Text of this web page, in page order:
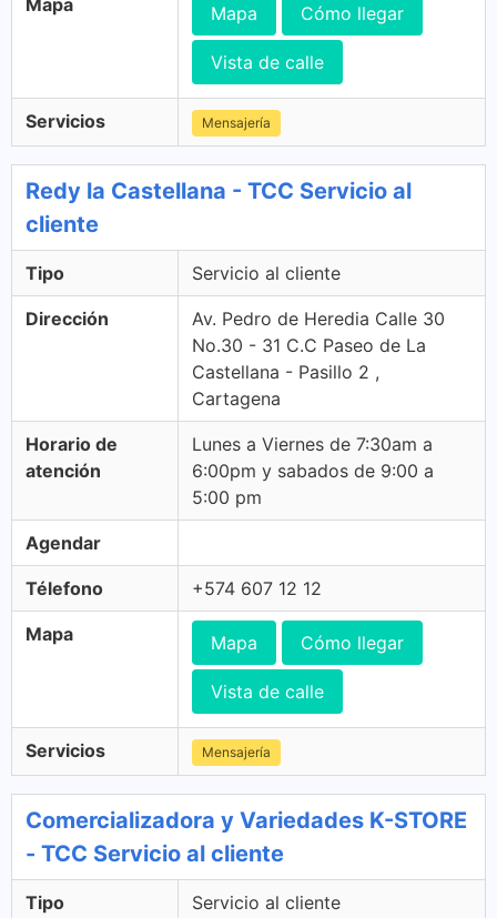
Mapa Mapa Cómo llegar
Vista de calle
Servicios Mensajería
Redy la Castellana - TCC Servicio al
cliente
Tipo Servicio al cliente
Dirección
Av. Pedro de Heredia Calle 30
No.30 - 31 C.C Paseo de La
Castellana - Pasillo 2 ,
Cartagena
Horario de
atención
Lunes a Viernes de 7:30am a
6:00pm y sabados de 9:00 a
5:00 pm
Agendar
Télefono +574 607 12 12
Mapa Mapa Cómo llegar
Vista de calle
Servicios Mensajería
Comercializadora y Variedades K-STORE
- TCC Servicio al cliente
Tipo Servicio al cliente